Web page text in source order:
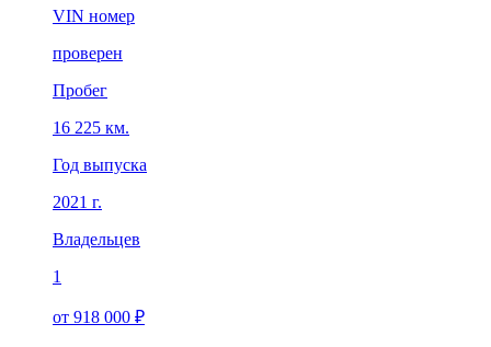
VIN номер
проверен
Пробег
16 225 км.
Год выпуска
2021 г.
Владельцев
1
от 918 000 ₽